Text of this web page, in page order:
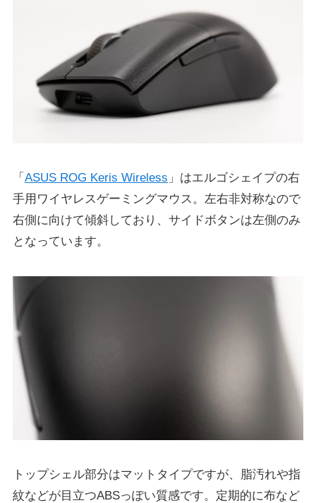
「 ASUS ROG Keris Wireless 」はエルゴシェイプの右
手用ワイヤレスゲーミングマウス。左右非対称なので
右側に向けて傾斜しており、サイドボタンは左側のみ
となっています。
トップシェル部分はマットタイプですが、脂汚れや指
紋などが目立つABSっぽい質感です。定期的に布など